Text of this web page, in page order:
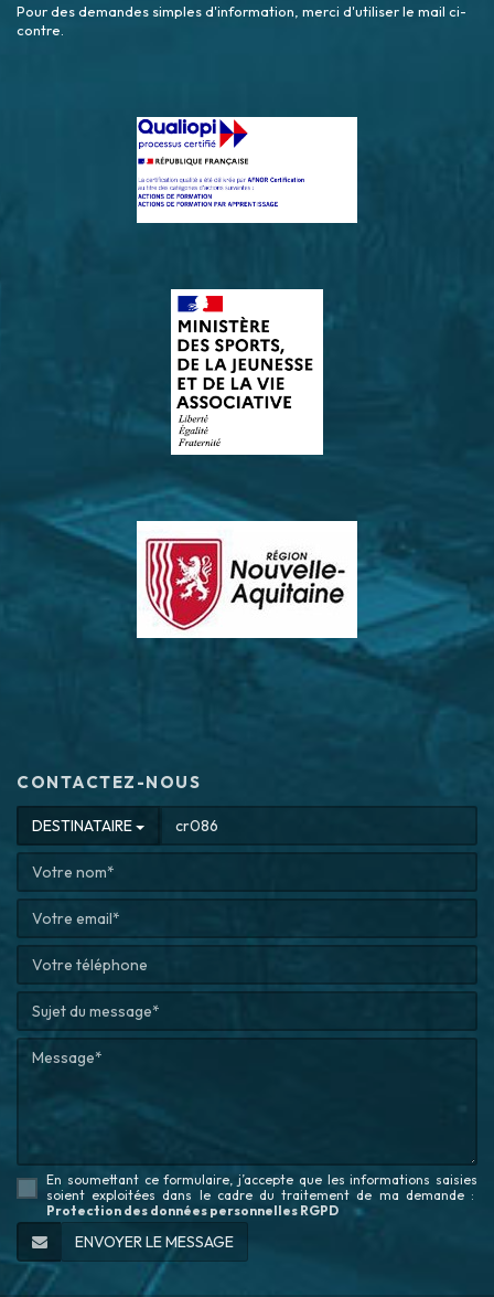
Pour des demandes simples d'information, merci d'utiliser le mail ci-
contre.
CONTACTEZ-NOUS
DESTINATAIRE
En soumettant ce formulaire, j’accepte que les informations saisies
soient exploitées dans le cadre du traitement de ma demande :
Protection des données personnelles RGPD